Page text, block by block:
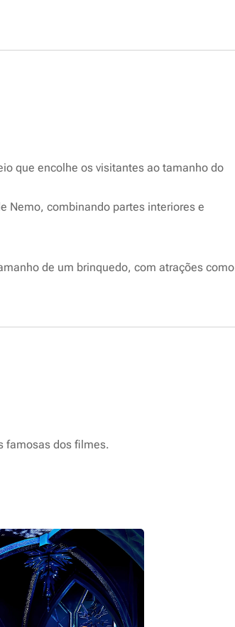
que encolhe os visitantes ao tamanho do
Nemo, combinando partes interiores e
de um brinquedo, com atrações como
famosas dos filmes.